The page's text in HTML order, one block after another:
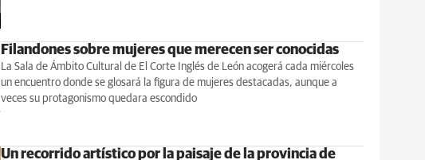
Filandones sobre mujeres que merecen ser conocidas
La Sala de Ámbito Cultural de El Corte Inglés de León acogerá cada miércoles
un encuentro donde se glosará la figura de mujeres destacadas, aunque a
veces su protagonismo quedara escondido
Un recorrido artístico por la paisaje de la provincia de